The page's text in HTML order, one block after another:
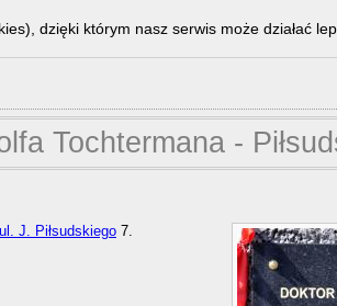
Tochtermana -
ul. J. Piłsudskiego7.
dzięki którym nasz serwis może działać